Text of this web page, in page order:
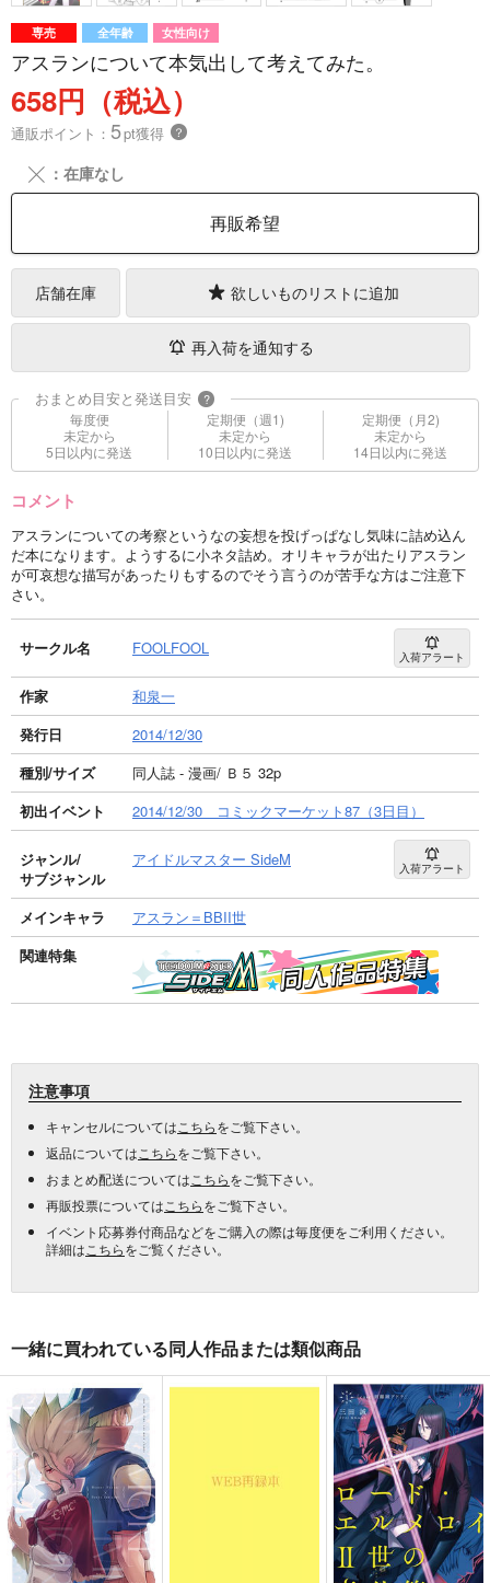
専売 全年齢 女性向け
アスランについて本気出して考えてみた。
658円（税込）
通販ポイント： 5pt獲得 ？
╳ ：在庫なし
再販希望
店舗在庫 欲しいものリストに追加
再入荷を通知する
おまとめ目安と発送目安 ?
毎度便
未定から
5日以内に発送
定期便（週1)
未定から
10日以内に発送
定期便（月2)
未定から
14日以内に発送
コメント
アスランについての考察というなの妄想を投げっぱなし気味に詰め込ん
だ本になります。ようするに小ネタ詰め。オリキャラが出たりアスラン
が可哀想な描写があったりもするのでそう言うのが苦手な方はご注意下
さい。
サークル名 FOOLFOOL 入荷アラート
作家
和泉一
発行日
2014/12/30
種別/サイズ
同人誌 - 漫画/ Ｂ５ 32p
初出イベント
2014/12/30 コミックマーケット87（3日目）
ジャンル/
サブジャンル
アイドルマスター SideM 入荷アラート
メインキャラ
アスラン＝BBII世
関連特集
注意事項
キャンセルについては こちらをご覧下さい。
返品については こちらをご覧下さい。
おまとめ配送については こちらをご覧下さい。
再販投票については こちらをご覧下さい。
イベント応募券付商品などをご購入の際は毎度便をご利用ください。
詳細は こちらをご覧ください。
一緒に買われている同人作品または類似商品